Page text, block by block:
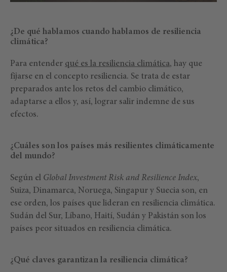
¿De qué hablamos cuando hablamos de resiliencia
climática?
Para entender qué es la resiliencia climática, hay que
fijarse en el concepto resiliencia. Se trata de estar
preparados ante los retos del cambio climático,
adaptarse a ellos y, así, lograr salir indemne de sus
efectos.
¿Cuáles son los países más resilientes climáticamente
del mundo?
Según el Global Investment Risk and Resilience Index,
Suiza, Dinamarca, Noruega, Singapur y Suecia son, en
ese orden, los países que lideran en resiliencia climática.
Sudán del Sur, Líbano, Haití, Sudán y Pakistán son los
países peor situados en resiliencia climática.
¿Qué claves garantizan la resiliencia climática?